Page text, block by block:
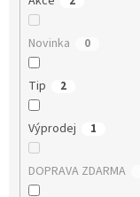
Novinka 0
Tip 2
Výprodej 1
DOPRAVA ZDARMA